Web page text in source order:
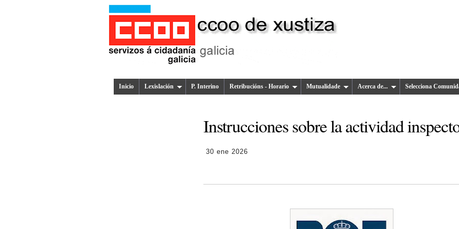
Inicio Lexislación P. Interino Retribucións - Horario Mutualidade Acerca de... Selecciona
Instrucciones sobre la actividad
30 ene 2026